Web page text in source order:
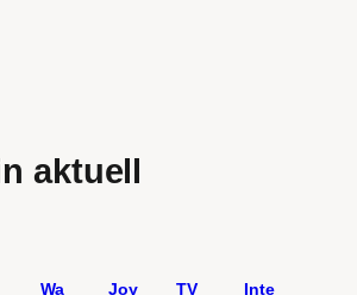
aktuell
Wa
Joy
TV
Inte